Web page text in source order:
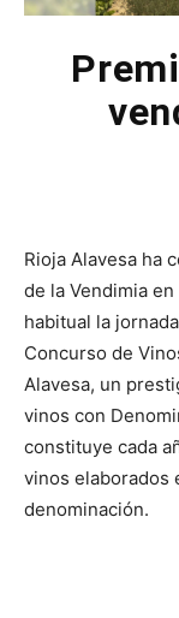
Rioja Alavesa ha
de la Vendimia
habitual la
Concurso de
Alavesa, un
vinos con
constituye cada
vinos elaborados
denominación.